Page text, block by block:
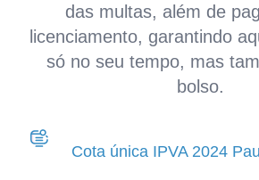
das multas, além de
licenciamento, garantindo
só no seu tempo, mas
bolso.
Cota única IPVA 2024